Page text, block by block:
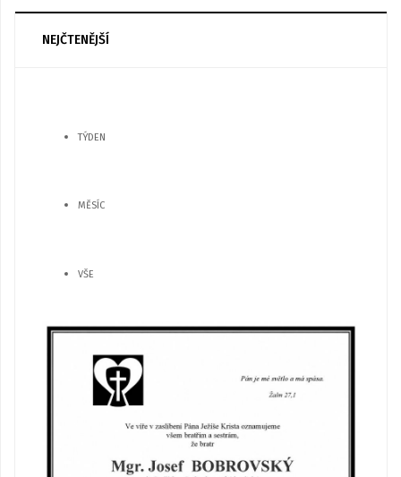
NEJČTENĚJŠÍ
TÝDEN
MĚSÍC
VŠE